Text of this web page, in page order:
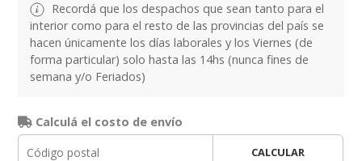
Recordá que los despachos que sean tanto para el
interior como para el resto de las provincias del país se
hacen únicamente los días laborales y los Viernes (de
forma particular) solo hasta las 14hs (nunca fines de
semana y/o Feriados)
Calculá el costo de envío
CALCULAR